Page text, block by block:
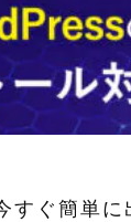
すぐ簡単